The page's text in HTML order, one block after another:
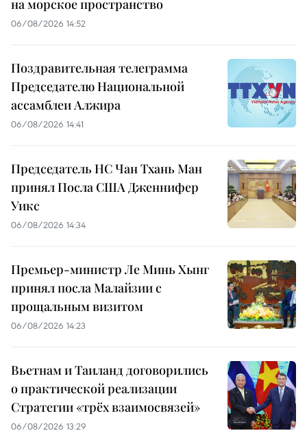
на морское пространство
06/08/2026 14:52
Поздравительная телеграмма
Председателю Национальной
ассамблеи Алжира
06/08/2026 14:41
Председатель НС Чан Тхань Ман
принял Посла США Дженнифер
Уикс
06/08/2026 14:34
Премьер-министр Ле Минь Хынг
принял посла Малайзии с
прощальным визитом
06/08/2026 14:23
Вьетнам и Таиланд договорились
о практической реализации
Стратегии «трёх взаимосвязей»
06/08/2026 13:29